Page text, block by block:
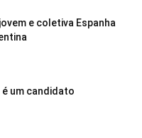
e coletiva Espanha
um candidato